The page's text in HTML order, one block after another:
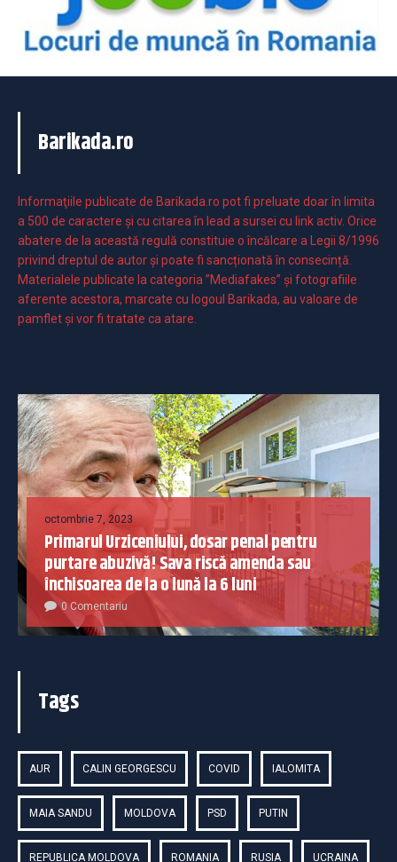
Barikada.ro
Informaţiile publicate de Barikada.ro pot fi preluate doar în limita
a 500 de caractere şi cu citarea în lead a sursei cu link activ. Orice
abatere de la această regulă constituie o încălcare a Legii 8/1996
privind dreptul de autor și poate fi sancționată în consecință.
Materialele publicate la categoria ”Mediafakes” și fotografiile
aferente acestora, marcate cu logoul Barikada, au valoare de
pamflet și vor fi tratate ca atare.
octombrie 7, 2023
Primarul Urziceniului, dosar penal pentru
purtare abuzivă! Sava riscă amenda sau
închisoarea de la o lună la 6 luni
0 Comentariu
Tags
AUR CALIN GEORGESCU COVID IALOMITA
MAIA SANDU MOLDOVA PSD PUTIN
REPUBLICA MOLDOVA ROMANIA RUSIA UCRAINA